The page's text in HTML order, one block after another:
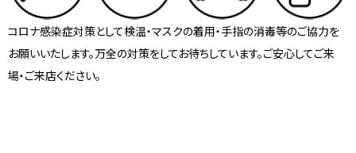
コロナ感染症対策として検温・マスクの着用・手指の消毒等のご協力を
お願いいたします。万全の対策をしてお待ちしています。ご安心してご来
場・ご来店ください。